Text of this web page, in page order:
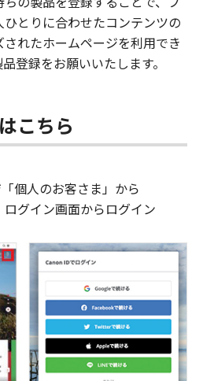
とりに合わせたコンテンツの
れたホームページを利用でき
登録をお願いいたします。
こちら
個人のお客さま」から
グイン画面からログイン